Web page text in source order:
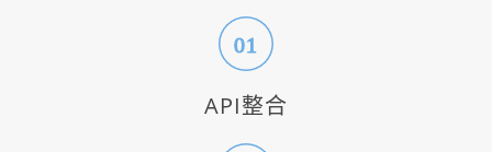
01
API整合